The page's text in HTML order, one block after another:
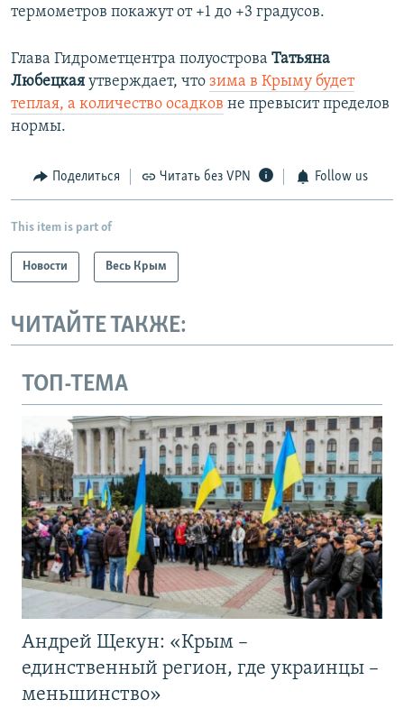
термометров покажут от +1 до +3 градусов.
Глава Гидрометцентра полуострова Татьяна
Любецкая утверждает, что зима в Крыму будет
теплая, а количество осадков не превысит пределов
нормы.
Поделиться Читать без VPN Follow us
This item is part of
Новости Весь Крым
ЧИТАЙТЕ ТАКЖЕ:
ТОП-ТЕМА
Андрей Щекун: «Крым –
единственный регион, где украинцы –
меньшинство»